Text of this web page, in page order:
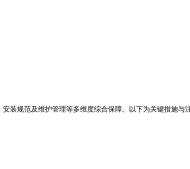
规范及维护管理等多维度综合保障。以下为关键措施与